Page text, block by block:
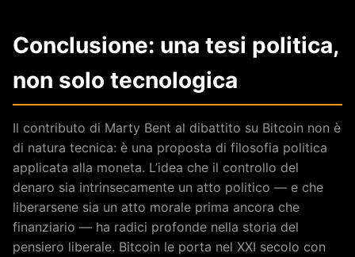
Conclusione: una tesi politica,
non solo tecnologica
Il contributo di Marty Bent al dibattito su Bitcoin non è
di natura tecnica: è una proposta di filosofia politica
applicata alla moneta. L’idea che il controllo del
denaro sia intrinsecamente un atto politico — e che
liberarsene sia un atto morale prima ancora che
finanziario — ha radici profonde nella storia del
pensiero liberale. Bitcoin le porta nel XXI secolo con